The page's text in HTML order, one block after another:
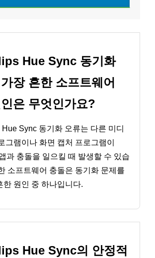
Hue Sync 동기화
장 흔한 소프트웨어
은 무엇인가요?
Sync 동기화 오류는 다른 미디
그램이나 화면 캡처 프로그램이
과 충돌을 일으킬 때 발생할 수 있습
소프트웨어 충돌은 동기화 문제를
한 원인 중 하나입니다.
Hue Sync의 안정적